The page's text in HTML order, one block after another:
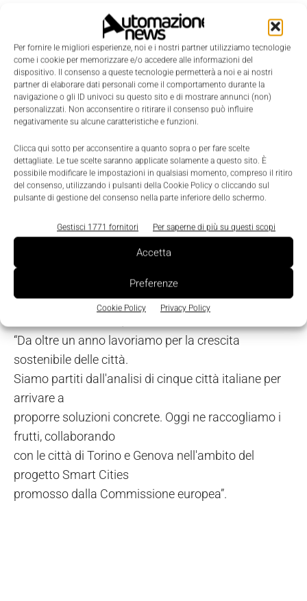
Per fornire le migliori esperienze, noi e i nostri partner utilizziamo tecnologie
come i cookie per memorizzare e/o accedere alle informazioni del
dispositivo. Il consenso a queste tecnologie permetterà a noi e ai nostri
partner di elaborare dati personali come il comportamento durante la
navigazione o gli ID univoci su questo sito e di mostrare annunci (non)
personalizzati. Non acconsentire o ritirare il consenso può influire
negativamente su alcune caratteristiche e funzioni.
Clicca qui sotto per acconsentire a quanto sopra o per fare scelte
dettagliate. Le tue scelte saranno applicate solamente a questo sito. È
possibile modificare le impostazioni in qualsiasi momento, compreso il ritiro
del consenso, utilizzando i pulsanti della Cookie Policy o cliccando sul
pulsante di gestione del consenso nella parte inferiore dello schermo.
Gestisci 1771 fornitori Per saperne di più su questi scopi
Accetta
Preferenze
Cookie Policy Privacy Policy
Nel corso del 2011 Siemens Italia ha posto le basi
costituzione del quarto Settore 'Infrastructure &
Cities' in linea
con quanto annunciato a marzo dalla casa madre.
Operativo dal 1° ottobre
2011, il nuovo settore si concentra sui trasporti
ferroviari e sulla
mobilità in generale, sulla logistica, sulle smart grid e
sull'efficienza energetica applicata agli edifici.
“Siemens ha l'obiettivo di raggiungere un fatturato
globale di 100
miliardi di euro nel medio termine grazie alla nascita
del quarto
settore. In Italia siamo ben posizionati per
contribuire a questo
“Da oltre un anno lavoriamo per la crescita
sostenibile delle città.
Siamo partiti dall'analisi di cinque città italiane per
arrivare a
proporre soluzioni concrete. Oggi ne raccogliamo i
frutti, collaborando
con le città di Torino e Genova nell'ambito del
progetto Smart Cities
promosso dalla Commissione europea”.